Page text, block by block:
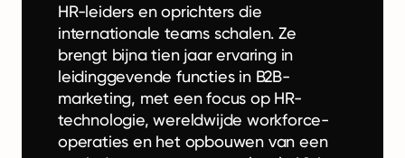
HR-leiders en oprichters die
internationale teams schalen. Ze
brengt bijna tien jaar ervaring in
leidinggevende functies in B2B-
marketing, met een focus op HR-
technologie, wereldwijde workforce-
operaties en het opbouwen van een